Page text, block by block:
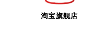
淘宝旗舰店